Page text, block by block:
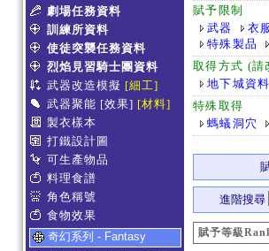
劇場任務資料
訓練所資料
使徒突襲任務資料
烈焰見習騎士團資料
武器改造模擬 [細工]
武器聚能 [效果] [材料]
製衣樣本
打鐵設計圖
可生產物品
料理食譜
角色稱號
食物效果
奇幻系列 - Fantasy
賦予限制
武器
衣
特殊製品
取得方式 (請
地下城資料
特殊取得
螞蟻洞穴
進階搜尋
賦予等級